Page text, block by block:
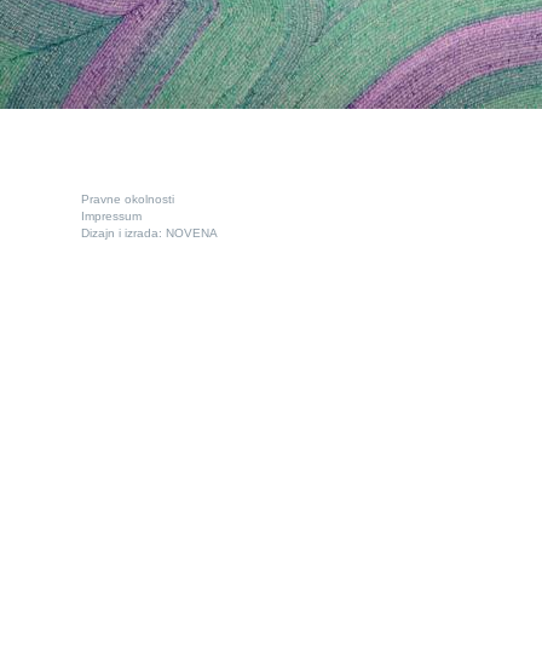
Pravne okolnosti
Impressum
Dizajn i izrada: NOVENA